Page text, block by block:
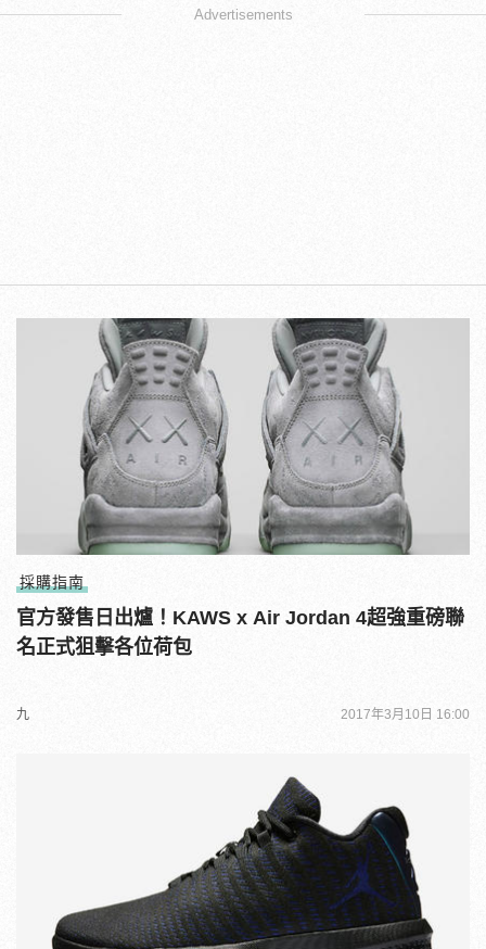
Advertisements
採購指南
官方發售日出爐！KAWS x Air Jordan 4超強重磅聯
名正式狙擊各位荷包
九 2017年3月10日 16:00